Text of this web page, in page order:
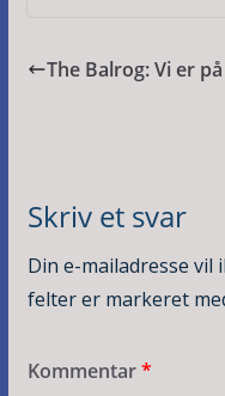
The Balrog: Vi er
Skriv et svar
Din e-mailadresse vil
felter er markeret
Kommentar*